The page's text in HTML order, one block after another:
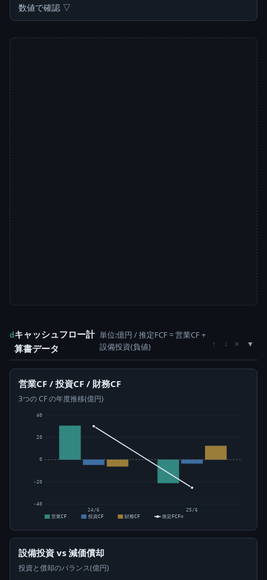
数値で確認 ▽
d キャッシュフロー計
算書データ
単位:億円 / 推定FCF = 営業CF +
設備投資(負値)
↑ ↓ ×
営業CF / 投資CF / 財務CF
3つの CF の年度推移(億円)
-40
-20
0
20
40
24/6
25/6
営業CF
投資CF 財務CF 推定FCF⊙
設備投資 vs 減価償却
投資と償却のバランス(億円)